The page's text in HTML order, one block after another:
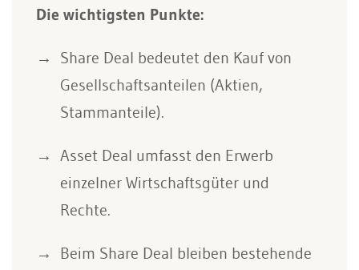
Die wichtigsten Punkte:
Share Deal bedeutet den Kauf von
Gesellschaftsanteilen (Aktien,
Stammanteile).
Asset Deal umfasst den Erwerb
einzelner Wirtschaftsgüter und
Rechte.
Beim Share Deal bleiben bestehende